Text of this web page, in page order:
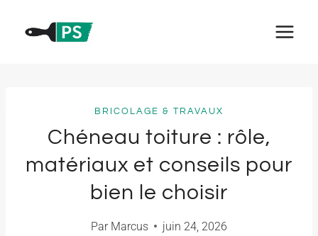
BRICOLAGE & TRAVAUX
Chéneau toiture : rôle,
matériaux et conseils pour
bien le choisir
Par Marcus juin 24, 2026